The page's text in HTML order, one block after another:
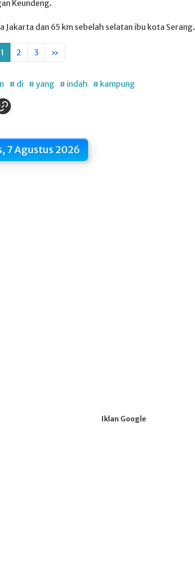
Keundeng.
dan 65 km sebelah selatan ibu kota Serang.
1 2 3 »
# di # yang # indah
# kampung
7 Agustus 2026
Iklan Google